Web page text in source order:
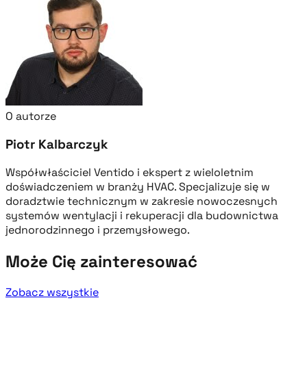
O autorze
Piotr Kalbarczyk
Współwłaściciel Ventido i ekspert z wieloletnim
doświadczeniem w branży HVAC. Specjalizuje się w
doradztwie technicznym w zakresie nowoczesnych
systemów wentylacji i rekuperacji dla budownictwa
jednorodzinnego i przemysłowego.
Może Cię zainteresować
Zobacz wszystkie